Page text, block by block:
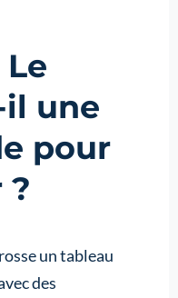
il une
pour
?
un tableau
des